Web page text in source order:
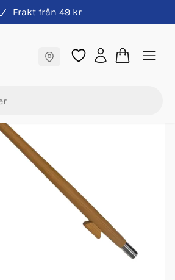
Frakt från 49 kr
pris online & i butik